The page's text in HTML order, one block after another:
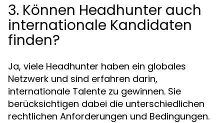
3. Können Headhunter auch
internationale Kandidaten
finden?
Ja, viele Headhunter haben ein globales
Netzwerk und sind erfahren darin,
internationale Talente zu gewinnen. Sie
berücksichtigen dabei die unterschiedlichen
rechtlichen Anforderungen und Bedingungen.